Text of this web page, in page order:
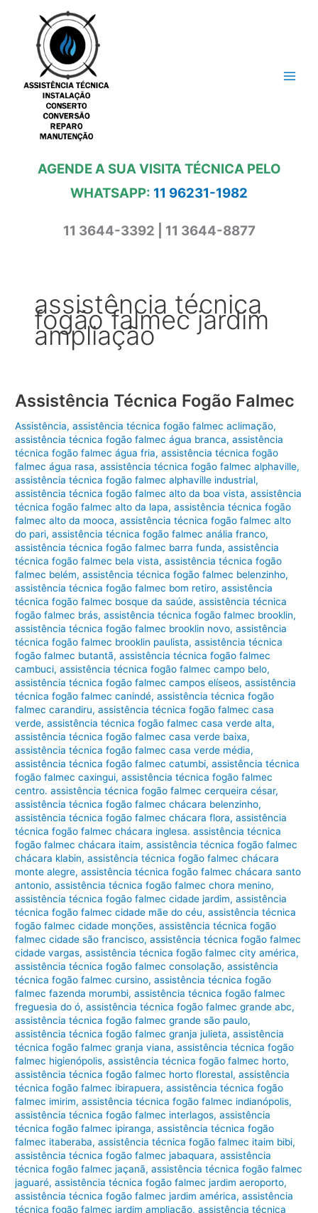
conteúdo
AGENDE A SUA VISITA TÉCNICA PELO
WHATSAPP: 11 96231-1982
11 3644-3392 | 11 3644-8877
assistência técnica
fogão falmec jardim
ampliação
Assistência Técnica Fogão Falmec
Assistência,assistência técnica fogão falmec aclimação,
assistência técnica fogão falmec água branca,assistência
técnica fogão falmec água fria,assistência técnica fogão
falmec água rasa,assistência técnica fogão falmec alphaville,
assistência técnica fogão falmec alphaville industrial,
assistência técnica fogão falmec alto da boa vista,assistência
técnica fogão falmec alto da lapa,assistência técnica fogão
falmec alto da mooca,assistência técnica fogão falmec alto
do pari,assistência técnica fogão falmec anália franco,
assistência técnica fogão falmec barra funda,assistência
técnica fogão falmec bela vista,assistência técnica fogão
falmec belém,assistência técnica fogão falmec belenzinho,
assistência técnica fogão falmec bom retiro,assistência
técnica fogão falmec bosque da saúde,assistência técnica
fogão falmec brás,assistência técnica fogão falmec brooklin,
assistência técnica fogão falmec brooklin novo,assistência
técnica fogão falmec brooklin paulista,assistência técnica
fogão falmec butantã,assistência técnica fogão falmec
cambuci,assistência técnica fogão falmec campo belo,
assistência técnica fogão falmec campos elíseos,assistência
técnica fogão falmec canindé,assistência técnica fogão
falmec carandiru,assistência técnica fogão falmec casa
verde,assistência técnica fogão falmec casa verde alta,
assistência técnica fogão falmec casa verde baixa,
assistência técnica fogão falmec casa verde média,
assistência técnica fogão falmec catumbi,assistência técnica
fogão falmec caxingui,assistência técnica fogão falmec
centro. assistência técnica fogão falmec cerqueira césar,
assistência técnica fogão falmec chácara belenzinho,
assistência técnica fogão falmec chácara flora,assistência
técnica fogão falmec chácara inglesa. assistência técnica
fogão falmec chácara itaim,assistência técnica fogão falmec
chácara klabin,assistência técnica fogão falmec chácara
monte alegre,assistência técnica fogão falmec chácara santo
antonio,assistência técnica fogão falmec chora menino,
assistência técnica fogão falmec cidade jardim,assistência
técnica fogão falmec cidade mãe do céu,assistência técnica
fogão falmec cidade monções,assistência técnica fogão
falmec cidade são francisco,assistência técnica fogão falmec
cidade vargas,assistência técnica fogão falmec city américa,
assistência técnica fogão falmec consolação,assistência
técnica fogão falmec cursino,assistência técnica fogão
falmec fazenda morumbi,assistência técnica fogão falmec
freguesia do ó,assistência técnica fogão falmec grande abc,
assistência técnica fogão falmec grande são paulo,
assistência técnica fogão falmec granja julieta,assistência
técnica fogão falmec granja viana,assistência técnica fogão
falmec higienópolis,assistência técnica fogão falmec horto,
assistência técnica fogão falmec horto florestal,assistência
técnica fogão falmec ibirapuera,assistência técnica fogão
falmec imirim,assistência técnica fogão falmec indianópolis,
assistência técnica fogão falmec interlagos,assistência
técnica fogão falmec ipiranga,assistência técnica fogão
falmec itaberaba,assistência técnica fogão falmec itaim bibi,
assistência técnica fogão falmec jabaquara,assistência
técnica fogão falmec jaçanã,assistência técnica fogão falmec
jaguaré,assistência técnica fogão falmec jardim aeroporto,
assistência técnica fogão falmec jardim américa,assistência
técnica fogão falmec jardim ampliação,assistência técnica